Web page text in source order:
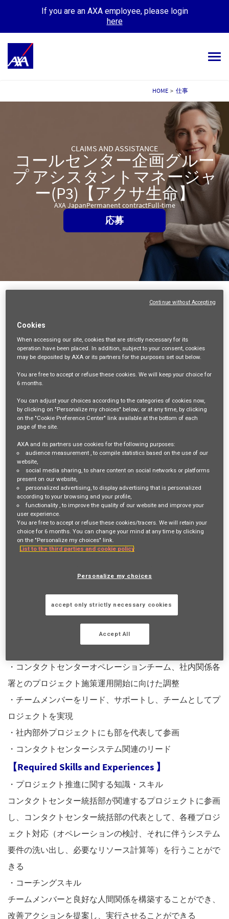
If you are an AXA employee, please login
here
MEET OUR PEOPLE
MY APPLICATIONS MY PROFILE
HOME > 仕事
CLAIMS AND ASSISTANCE
コールセンター企画グルー
プ アシスタントマネージャ
ー(P3)【アクサ生命】
AXA JapanPermanent contractFull-time
応募
ネージャー(P3)【アクサ生命】
東京都台東区寿2-1-13 偕楽ビル 5F, TAITO-KU, JP, 111-0042
CLAIMS AND ASSISTANCE
23432
Mayu HIRASAWA
30/06/2026
mail_outline
今後、この検索に一致する仕事の情報を取得
ログイン
UI.OR
仕事内容
職務内容
・会社戦略に沿ったコンタクトセンターの自動化施策、効
率化施策の企画、要件定義、プロジェクトのリード
・コンタクトセンターオペレーションチーム、社内関係各
署とのプロジェクト施策運用開始に向けた調整
・チームメンバーをリード、サポートし、チームとしてプ
ロジェクトを実現
・社内部外プロジェクトにも部を代表して参画
・コンタクトセンターシステム関連のリード
【Required Skills and Experiences 】
・プロジェクト推進に関する知識・スキル
コンタクトセンター統括部が関連するプロジェクトに参画
し、コンタクトセンター統括部の代表として、各種プロジ
ェクト対応（オペレーションの検討、それに伴うシステム
要件の洗い出し、必要なリソース計算等）を行うことがで
きる
・コーチングスキル
チームメンバーと良好な人間関係を構築することができ、
改善アクションを提案し、実行させることができる
Cookies
When accessing our site, cookies that are strictly necessary for its
operation have been placed. In addition, subject to your consent, cookies
may be deposited by AXA or its partners for the purposes set out below.
You are freeto accept or refusethese cookies. We will keep your choice for
6 months.
You can adjust your choices according to the categories of cookies now,
by clicking on "Personalize my choices" below; or at any time, by clicking
on the "Cookie Preference Center" link available at the bottom of each
page of the site.
AXA and its partners use cookies for the following purposes:
audience measurement , to compile statistics based on the use of our
website,
social media sharing, to share content on social networks or platforms
present on our website,
personalized advertising, to display advertising that is personalized
according to your browsing and your profile,
functionality , to improve the quality of our website and improve your
user experience.
You are free to accept or refuse these cookies/tracers. We will retain your
choice for 6 months. You can change your mind at any time by clicking
on the "Personalize my choices" link.
List to the third parties and cookie policy
Personalize my choices
accept only strictly necessary cookies
Accept All
Continue without Accepting